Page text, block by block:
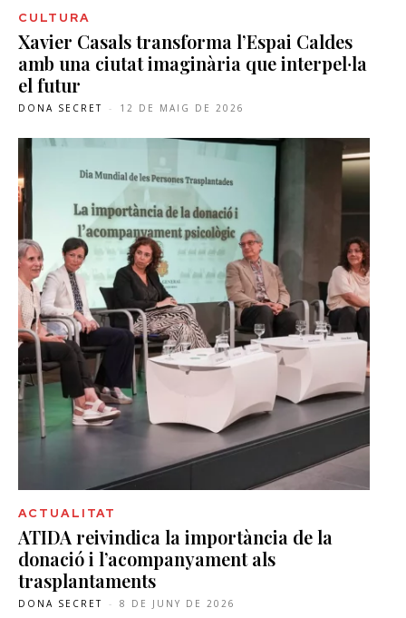
CULTURA
Xavier Casals transforma l’Espai Caldes
amb una ciutat imaginària que interpel·la
el futur
DONA SECRET - 12 DE MAIG DE 2026
ACTUALITAT
ATIDA reivindica la importància de la
donació i l’acompanyament als
trasplantaments
DONA SECRET - 8 DE JUNY DE 2026